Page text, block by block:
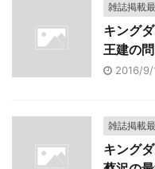
雑誌掲載
キング
王建の
2016/9/
雑誌掲載
キング